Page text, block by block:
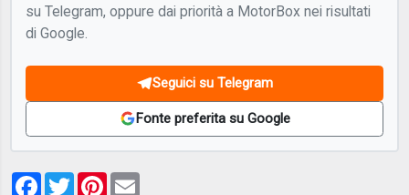
su Telegram, oppure dai priorità a MotorBox nei risultati
di Google.
Seguici su Telegram
Fonte preferita su Google
Facebook
TwitterPinterest